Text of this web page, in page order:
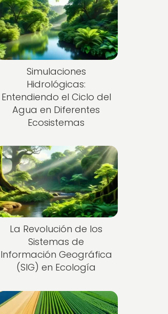
Simulaciones
Hidrológicas:
Entendiendo el Ciclo del
Agua en Diferentes
Ecosistemas
La Revolución de los
Sistemas de
Información Geográfica
(SIG) en Ecología